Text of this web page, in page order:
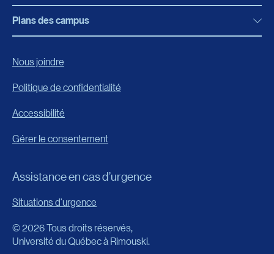
Bibliothèque
Boutique en ligne
Carrières
Événements
Fondation de l’UQAR
FAQ
Portail
Programmes, formations et admission
Frais de scolarité
Calendrier universitaire
Horaire des cours
Plans des campus
Nous joindre
Politique de confidentialité
Accessibilité
Gérer le consentement
Assistance en cas d’urgence
Situations d'urgence
© 2026 Tous droits réservés,
Université du Québec à Rimouski.